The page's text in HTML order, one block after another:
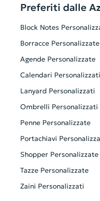
Preferiti dalle
Block Notes
Borracce Personalizzate
Agende Personalizzate
Calendari Personalizzati
Lanyard Personalizzati
Ombrelli Personalizzati
Penne Personalizzate
Portachiavi
Shopper Personalizzate
Tazze Personalizzate
Zaini Personalizzati